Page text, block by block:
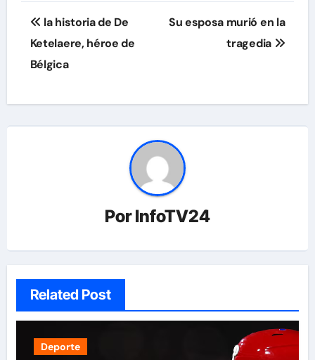
Navegación
de
entradas
la historia de De
Ketelaere, héroe de
Bélgica
Su esposa murió en la
tragedia
PorInfoTV24
Related Post
Deporte